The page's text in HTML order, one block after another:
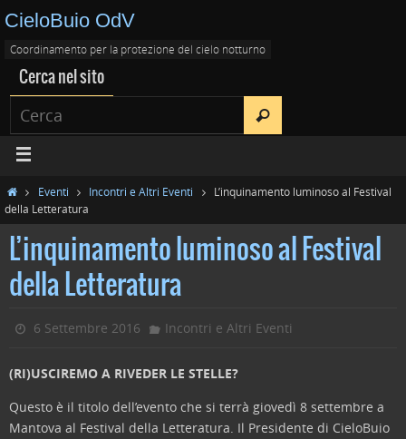
CieloBuio OdV
Coordinamento per la protezione del cielo notturno
Cerca nel sito
Eventi Incontri e Altri Eventi
L’inquinamento luminoso al Festival
della Letteratura
L’inquinamento luminoso al Festival
della Letteratura
6 Settembre 2016 Incontri e Altri Eventi
(RI)USCIREMO A RIVEDER LE STELLE?
Questo è il titolo dell’evento che si terrà giovedì 8 settembre a
Mantova al Festival della Letteratura. Il Presidente di CieloBuio